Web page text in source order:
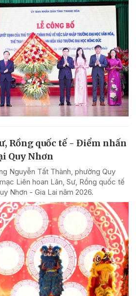
Rồng quốc tế - Điểm nhấn
Quy Nhơn
Nguyễn Tất Thành, phường Quy
Liên hoan Lân, Sư, Rồng quốc tế
Nhơn - Gia Lai năm 2026.